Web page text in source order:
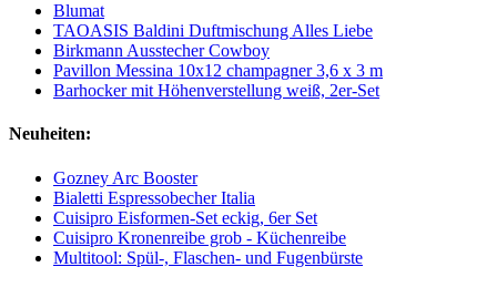
Blumat
TAOASIS Baldini Duftmischung Alles Liebe
Birkmann Ausstecher Cowboy
Pavillon Messina 10x12 champagner 3,6 x 3 m
Barhocker mit Höhenverstellung weiß, 2er-Set
Neuheiten:
Gozney Arc Booster
Bialetti Espressobecher Italia
Cuisipro Eisformen-Set eckig, 6er Set
Cuisipro Kronenreibe grob - Küchenreibe
Multitool: Spül-, Flaschen- und Fugenbürste